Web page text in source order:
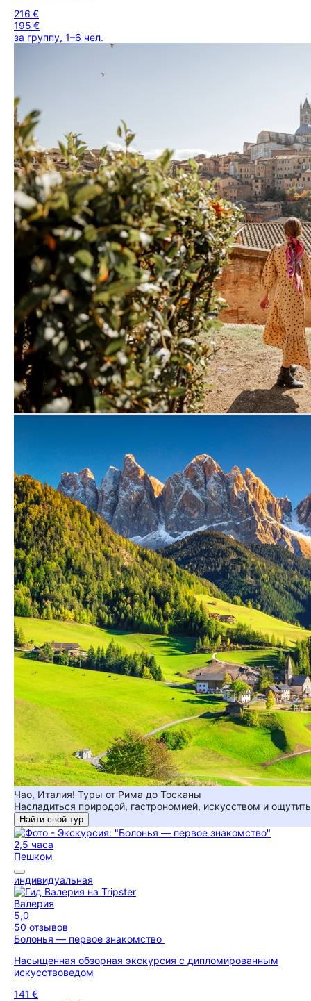
216 €
195 €
за группу, 1–6 чел.
Чао, Италия! Туры от Рима до Тосканы
Насладиться природой, гастрономией, искусством и
Найти свой тур
2,5 часа
Пешком
индивидуальная
Валерия
5,0
50 отзывов
Болонья — первое знакомство
Насыщенная обзорная экскурсия с дипломированным
искусствоведом
141 €